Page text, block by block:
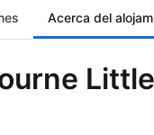
Acerca del